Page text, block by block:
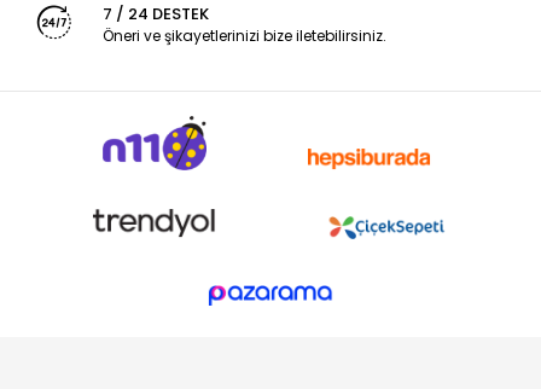
7 / 24 DESTEK
Öneri ve şikayetlerinizi bize iletebilirsiniz.